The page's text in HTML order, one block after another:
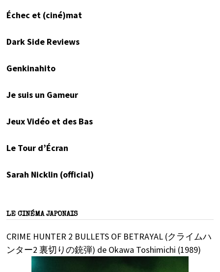
Échec et (ciné)mat
Dark Side Reviews
Genkinahito
Je suis un Gameur
Jeux Vidéo et des Bas
Le Tour d’Écran
Sarah Nicklin (official)
LE CINÉMA JAPONAIS
CRIME HUNTER 2 BULLETS OF BETRAYAL (クライムハ
ンター2 裏切りの銃弾) de Okawa Toshimichi (1989)